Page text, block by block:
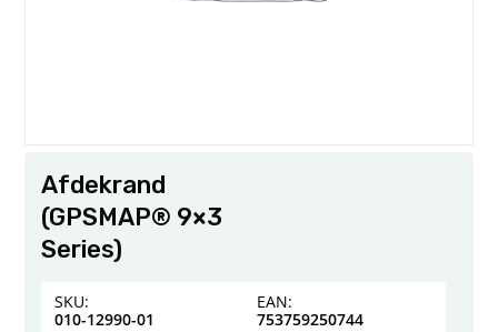
Afdekrand
(GPSMAP® 9×3
Series)
SKU:
010-12990-01
EAN:
753759250744